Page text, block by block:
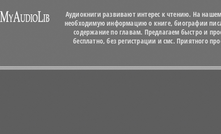
Аудиокниги развивают интерес к чтению. На
необходимую информацию о книге, биографии
содержание по главам. Предлагаем быстро и
бесплатно, без регистрации и смс. Приятного